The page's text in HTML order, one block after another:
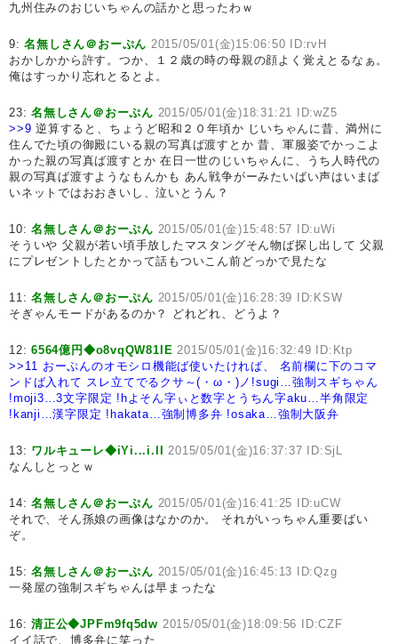
九州住みのおじいちゃんの話かと思ったわｗ
9:名無しさん＠おーぷん 2015/05/01(金)15:06:50 ID:rvH
おかしかから許す。つか、１２歳の時の母親の顔よく覚えとるなぁ。
俺はすっかり忘れとるとよ。
23:名無しさん＠おーぷん 2015/05/01(金)18:31:21 ID:wZ5
>>9 逆算すると、ちょうど昭和２０年頃か じいちゃんに昔、満州に
住んでた頃の御殿にいる親の写真ば渡すとか 昔、軍服姿でかっこよ
かった親の写真ば渡すとか 在日一世のじいちゃんに、うち人時代の
親の写真ば渡すようなもんかも あん戦争がーみたいばい声はいまば
いネットではおおきいし、泣いとうん？
10:名無しさん＠おーぷん 2015/05/01(金)15:48:57 ID:uWi
そういや 父親が若い頃手放したマスタングそん物ば探し出して 父親
にプレゼントしたとかって話もついこん前どっかで見たな
11:名無しさん＠おーぷん 2015/05/01(金)16:28:39 ID:KSW
そぎゃんモードがあるのか？ どれどれ、どうよ？
12:6564億円◆o8vqQW81IE 2015/05/01(金)16:32:49 ID:Ktp
>>11 おーぷんのオモシロ機能ば使いたければ、
名前欄に下のコマ
ンドば入れて スレ立てでるクサ～(・ω・)ノ !sugi…強制スギちゃん
!moji3…3文字限定 !hよそん字ぃと数字とうちん字aku…半角限定
!kanji…漢字限定 !hakata…強制博多弁 !osaka…強制大阪弁
13: ワルキューレ◆iYi...i.lI
2015/05/01(金)16:37:37 ID:SjL
なんしとっとｗ
14:名無しさん＠おーぷん 2015/05/01(金)16:41:25 ID:uCW
それで、そん孫娘の画像はなかのか。 それがいっちゃん重要ばい
ぞ。
15:名無しさん＠おーぷん 2015/05/01(金)16:45:13 ID:Qzg
一発屋の強制スギちゃんは早まったな
16:清正公◆JPFm9fq5dw 2015/05/01(金)18:09:56 ID:CZF
イイ話で、博多弁に笑った